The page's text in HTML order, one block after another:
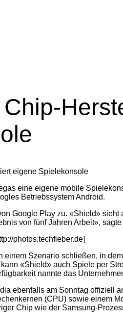
eine eigene mobile
Betriebssystem Android.
Google Play zu. «Shield»
von fünf Jahren Arbeit»,
photos.techfieber.de]
Szenario schließen, in
«Shield» auch Spiele per
nannte das
ebenfalls am Sonntag
(CPU) sowie einem
Chip wie der Samsung-